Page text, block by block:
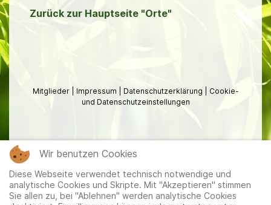
Zurück zur Hauptseite "Orte"
Mitglieder Impressum Datenschutzerklärung
Cookie-
und Datenschutzeinstellungen
Wir benutzen Cookies
Diese Webseite verwendet technisch notwendige und
analytische Cookies und Skripte. Mit "Akzeptieren" stimmen
Sie allen zu, bei "Ablehnen" werden analytische Cookies